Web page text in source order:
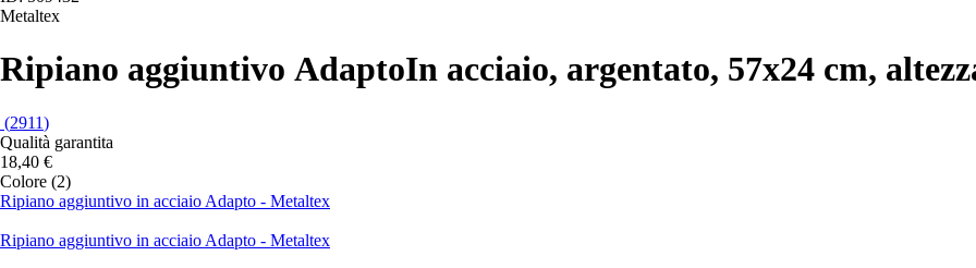
Metaltex
Ripiano aggiuntivo AdaptoIn acciaio, argentato, 57x24 cm,
(2911)
Qualità garantita
18,40 €
Colore (2)
Ripiano aggiuntivo in acciaio Adapto - Metaltex
Ripiano aggiuntivo in acciaio Adapto - Metaltex